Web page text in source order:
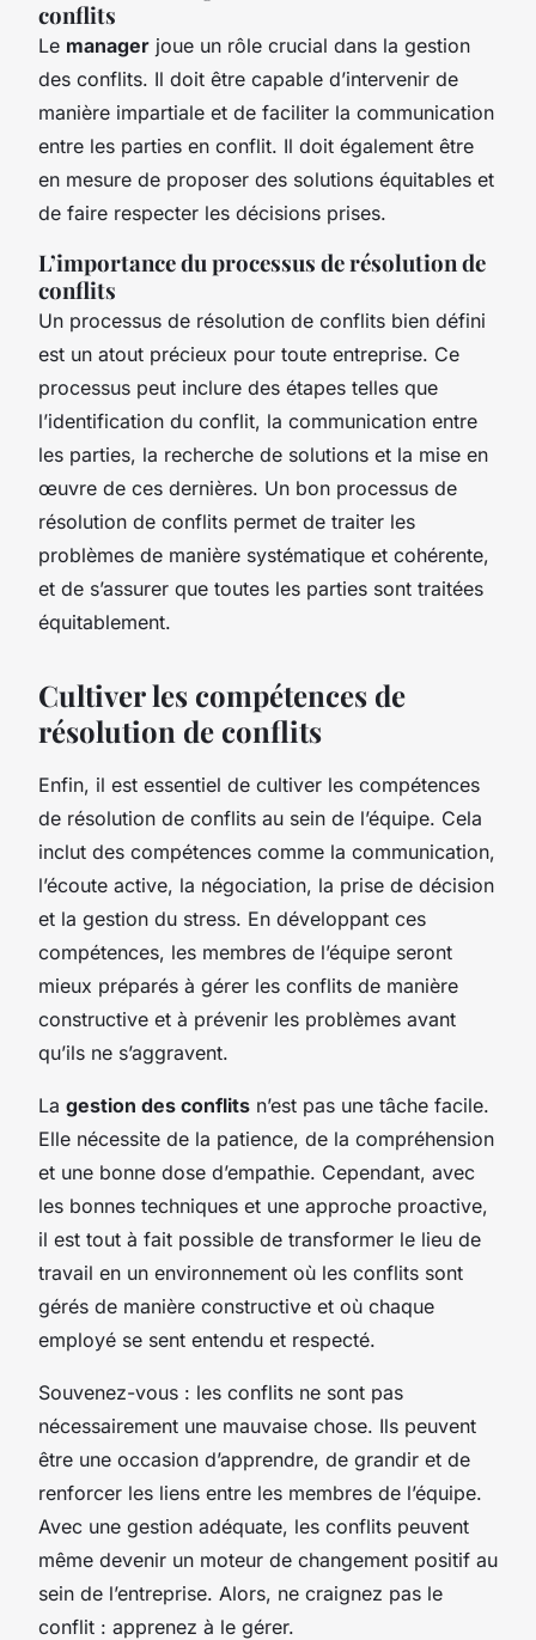
conflits
Le manager joue un rôle crucial dans la gestion
des conflits. Il doit être capable d’intervenir de
manière impartiale et de faciliter la communication
entre les parties en conflit. Il doit également être
en mesure de proposer des solutions équitables et
de faire respecter les décisions prises.
L’importance du processus de résolution de
conflits
Un processus de résolution de conflits bien défini
est un atout précieux pour toute entreprise. Ce
processus peut inclure des étapes telles que
l’identification du conflit, la communication entre
les parties, la recherche de solutions et la mise en
œuvre de ces dernières. Un bon processus de
résolution de conflits permet de traiter les
problèmes de manière systématique et cohérente,
et de s’assurer que toutes les parties sont traitées
équitablement.
Cultiver les compétences de
résolution de conflits
Enfin, il est essentiel de cultiver les compétences
de résolution de conflits au sein de l’équipe. Cela
inclut des compétences comme la communication,
l’écoute active, la négociation, la prise de décision
et la gestion du stress. En développant ces
compétences, les membres de l’équipe seront
mieux préparés à gérer les conflits de manière
constructive et à prévenir les problèmes avant
qu’ils ne s’aggravent.
La gestion des conflits n’est pas une tâche facile.
Elle nécessite de la patience, de la compréhension
et une bonne dose d’empathie. Cependant, avec
les bonnes techniques et une approche proactive,
il est tout à fait possible de transformer le lieu de
travail en un environnement où les conflits sont
gérés de manière constructive et où chaque
employé se sent entendu et respecté.
Souvenez-vous : les conflits ne sont pas
nécessairement une mauvaise chose. Ils peuvent
être une occasion d’apprendre, de grandir et de
renforcer les liens entre les membres de l’équipe.
Avec une gestion adéquate, les conflits peuvent
même devenir un moteur de changement positif au
sein de l’entreprise. Alors, ne craignez pas le
conflit : apprenez à le gérer.